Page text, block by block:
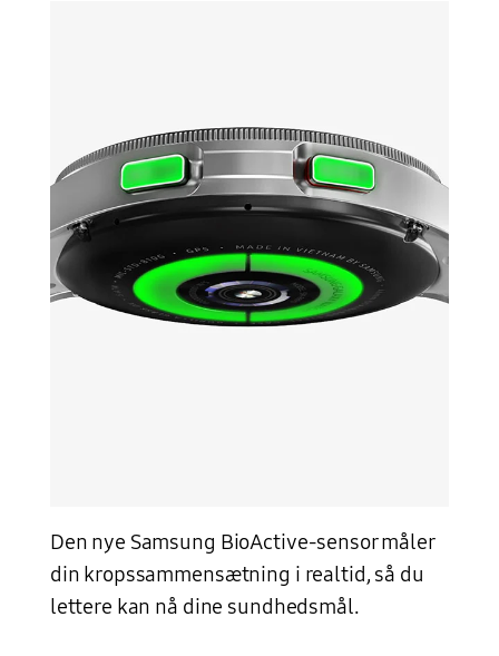
Den nye Samsung BioActive-sensor måler
din kropssammensætning i realtid, så du
lettere kan nå dine sundhedsmål.